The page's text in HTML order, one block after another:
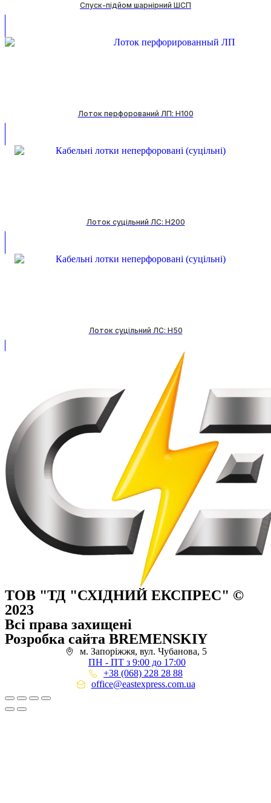
Спуск-підйом шарнірний ШСП
Лоток перфорований ЛП: H100
Лоток суцільний ЛС: H200
Лоток суцільний ЛС: H50
ТОВ "ТД "СХІДНИЙ ЕКСПРЕС" ©
2023
Всі права захищені
Розробка сайта BREMENSKIY
м. Запоріжжя, вул. Чубанова, 5
ПН - ПТ з 9:00 до 17:00
+38 (068) 228 28 88
office@eastexpress.com.ua